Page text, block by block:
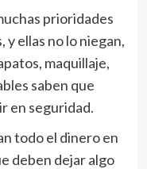
prioridades
y ellas no lo niegan,
maquillaje,
saben que
en seguridad.
todo el dinero en
deben dejar algo